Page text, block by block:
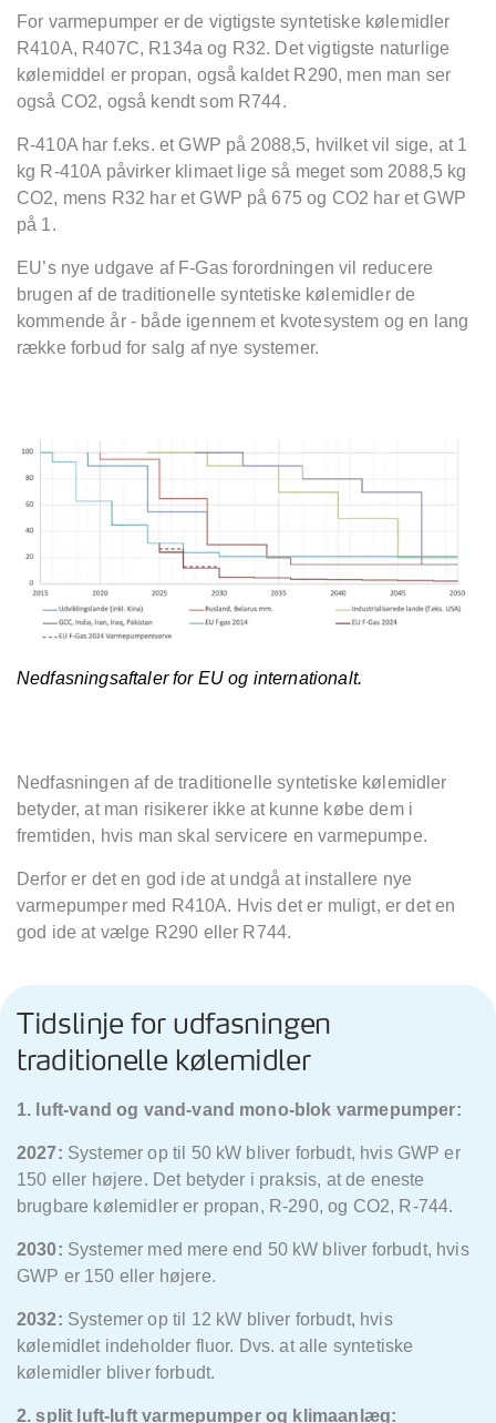
For varmepumper er de vigtigste syntetiske kølemidler
R410A, R407C, R134a og R32. Det vigtigste naturlige
kølemiddel er propan, også kaldet R290, men man ser
også CO2, også kendt som R744.
R-410A har f.eks. et GWP på 2088,5, hvilket vil sige, at 1
kg R-410A påvirker klimaet lige så meget som 2088,5 kg
CO2, mens R32 har et GWP på 675 og CO2 har et GWP
på 1.
EU’s nye udgave af F-Gas forordningen vil reducere
brugen af de traditionelle syntetiske kølemidler de
kommende år - både igennem et kvotesystem og en lang
række forbud for salg af nye systemer.
Nedfasningsaftaler for EU og internationalt.
Nedfasningen af de traditionelle syntetiske kølemidler
betyder, at man risikerer ikke at kunne købe dem i
fremtiden, hvis man skal servicere en varmepumpe.
Derfor er det en god ide at undgå at installere nye
varmepumper med R410A. Hvis det er muligt, er det en
god ide at vælge R290 eller R744.
Tidslinje for udfasningen
traditionelle kølemidler
1. luft-vand og vand-vand mono-blok varmepumper:
2027: Systemer op til 50 kW bliver forbudt, hvis GWP er
150 eller højere. Det betyder i praksis, at de eneste
brugbare kølemidler er propan, R-290, og CO2, R-744.
2030: Systemer med mere end 50 kW bliver forbudt, hvis
GWP er 150 eller højere.
2032: Systemer op til 12 kW bliver forbudt, hvis
kølemidlet indeholder fluor. Dvs. at alle syntetiske
kølemidler bliver forbudt.
2. split luft-luft varmepumper og klimaanlæg: